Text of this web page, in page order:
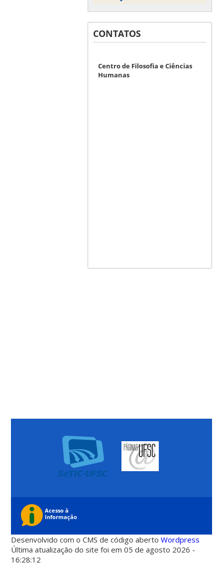
CONTATOS
Centro de Filosofia e Ciências
Humanas
Desenvolvido com o CMS de código abertoWordpress
Última atualização do site foi em 05 de agosto 2026 -
16:28:12